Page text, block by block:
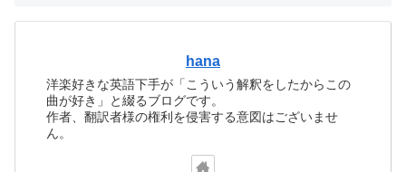
hana
洋楽好きな英語下手が「こういう解釈をしたからこの
曲が好き」と綴るブログです。
作者、翻訳者様の権利を侵害する意図はございませ
ん。